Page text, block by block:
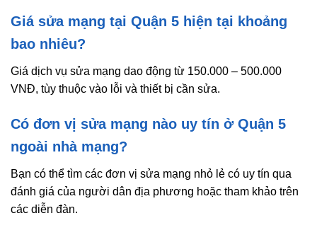
Giá sửa mạng tại Quận 5 hiện tại khoảng
bao nhiêu?
Giá dịch vụ sửa mạng dao động từ 150.000 – 500.000
VNĐ, tùy thuộc vào lỗi và thiết bị cần sửa.
Có đơn vị sửa mạng nào uy tín ở Quận 5
ngoài nhà mạng?
Bạn có thể tìm các đơn vị sửa mạng nhỏ lẻ có uy tín qua
đánh giá của người dân địa phương hoặc tham khảo trên
các diễn đàn.